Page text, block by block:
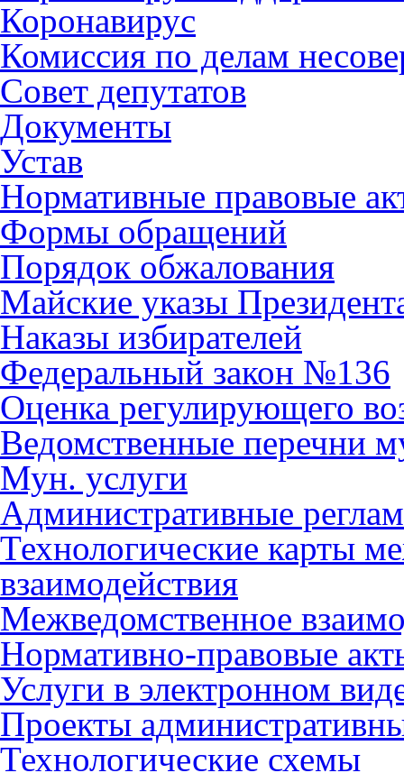
Коронавирус
Комиссия по делам
Совет депутатов
Документы
Устав
Нормативные правовые
Формы обращений
Порядок обжалования
Майские указы
Наказы избирателей
Федеральный закон №136
Оценка регулирующего
Ведомственные перечни
Мун. услуги
Административные
Технологические карты
взаимодействия
Межведомственное
Нормативно-правовые
Услуги в электронном
Проекты
Технологические схемы